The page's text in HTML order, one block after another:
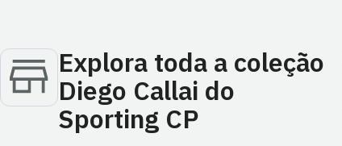
Explora toda a coleção
Diego Callai do
Sporting CP